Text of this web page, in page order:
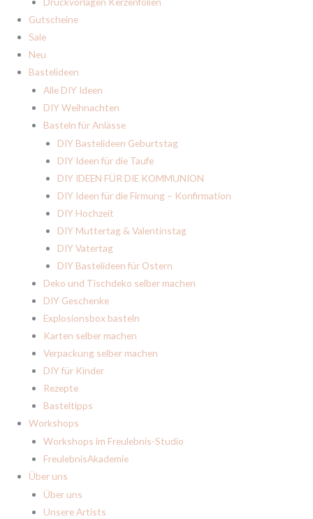
Gutscheine
Sale
Neu
Bastelideen
Alle DIY Ideen
DIY Weihnachten
Basteln für Anlässe
DIY Bastelideen Geburtstag
DIY Ideen für die Taufe
DIY IDEEN FÜR DIE KOMMUNION
DIY Ideen für die Firmung – Konfirmation
DIY Hochzeit
DIY Muttertag & Valentinstag
DIY Vatertag
DIY Bastelideen für Ostern
Deko und Tischdeko selber machen
DIY Geschenke
Explosionsbox basteln
Karten selber machen
Verpackung selber machen
DIY für Kinder
Rezepte
Basteltipps
Workshops
Workshops im Freulebnis-Studio
FreulebnisAkademie
Über uns
Über uns
Unsere Artists